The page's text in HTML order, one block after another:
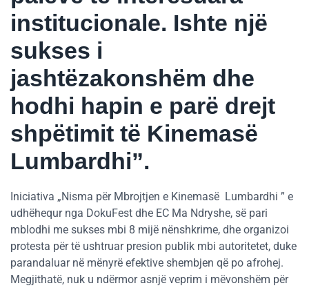
institucionale. Ishte një
sukses i
jashtëzakonshëm dhe
hodhi hapin e parë drejt
shpëtimit të Kinemasë
Lumbardhi”.
Iniciativa „Nisma për Mbrojtjen e Kinemasë Lumbardhi ” e
udhëhequr nga DokuFest dhe EC Ma Ndryshe, së pari
mblodhi me sukses mbi 8 mijë nënshkrime, dhe organizoi
protesta për të ushtruar presion publik mbi autoritetet, duke
parandaluar në mënyrë efektive shembjen që po afrohej.
Megjithatë, nuk u ndërmor asnjë veprim i mëvonshëm për